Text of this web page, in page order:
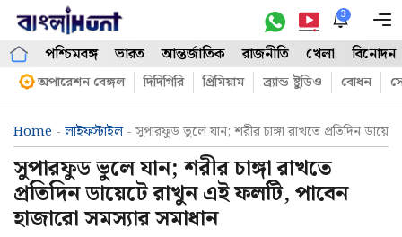
Skip
content
3
পশ্চিমবঙ্গ ভারত আন্তর্জাতিক রাজনীতি খেলা বিনোদন
অপারেশন বেঙ্গল দিদিগিরি প্রিমিয়াম ব্র্যান্ড ষ্টুডিও বোধন
Home - লাইফস্টাইল- সুপারফুড ভুলে যান; শরীর চাঙ্গা রাখতে প্রতিদিন
সুপারফুড ভুলে যান; শরীর চাঙ্গা রাখতে
প্রতিদিন ডায়েটে রাখুন এই ফলটি, পাবেন
হাজারো সমস্যার সমাধান